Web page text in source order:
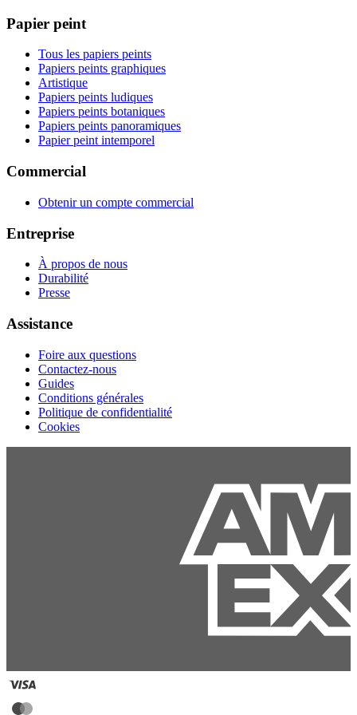
Papier peint
Tous les papiers peints
Papiers peints graphiques
Artistique
Papiers peints ludiques
Papiers peints botaniques
Papiers peints panoramiques
Papier peint intemporel
Commercial
Obtenir un compte commercial
Entreprise
À propos de nous
Durabilité
Presse
Assistance
Foire aux questions
Contactez-nous
Guides
Conditions générales
Politique de confidentialité
Cookies